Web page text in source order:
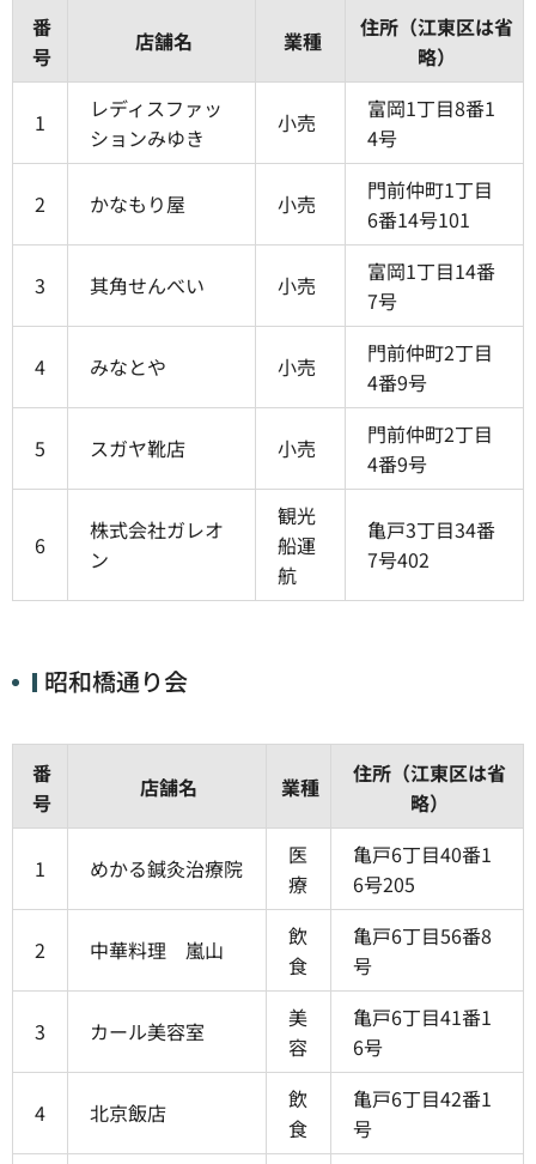
番
号
店舗名 業種
住所（江東区は省
略）
1
レディスファッ
ションみゆき
小売
富岡1丁目8番1
4号
2 かなもり屋 小売
門前仲町1丁目
6番14号101
3 其角せんべい 小売
富岡1丁目14番
7号
4 みなとや 小売
門前仲町2丁目
4番9号
5 スガヤ靴店 小売
門前仲町2丁目
4番9号
6
株式会社ガレオ
ン
観光
船運
航
亀戸3丁目34番
7号402
昭和橋通り会
番
号
店舗名 業種
住所（江東区は省
略）
1 めかる鍼灸治療院
医
療
亀戸6丁目40番1
6号205
2 中華料理 嵐山
飲
食
亀戸6丁目56番8
号
3 カール美容室
美
容
亀戸6丁目41番1
6号
4 北京飯店
飲
食
亀戸6丁目42番1
号